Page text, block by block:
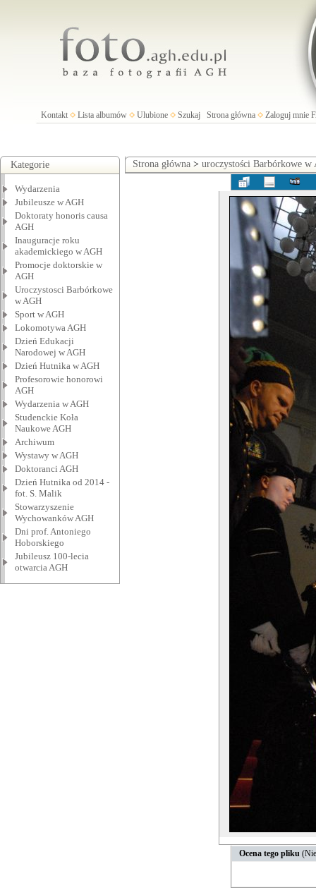
Kontakt Lista albumów Ulubione Szukaj Strona główna Zaloguj mnie
Kategorie
Wydarzenia
Jubileusze w AGH
Doktoraty honoris causa
AGH
Inauguracje roku
akademickiego w AGH
Promocje doktorskie w
AGH
Uroczystosci Barbórkowe
w AGH
Sport w AGH
Lokomotywa AGH
Dzień Edukacji
Narodowej w AGH
Dzień Hutnika w AGH
Profesorowie honorowi
AGH
Wydarzenia w AGH
Studenckie Koła
Naukowe AGH
Archiwum
Wystawy w AGH
Doktoranci AGH
Dzień Hutnika od 2014 -
fot. S. Malik
Stowarzyszenie
Wychowanków AGH
Dni prof. Antoniego
Hoborskiego
Jubileusz 100-lecia
otwarcia AGH
Strona główna > uroczystości Barbórkowe w
Ocena tego pliku